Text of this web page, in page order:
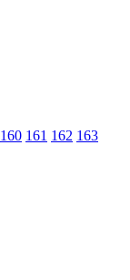
160 161 162 163